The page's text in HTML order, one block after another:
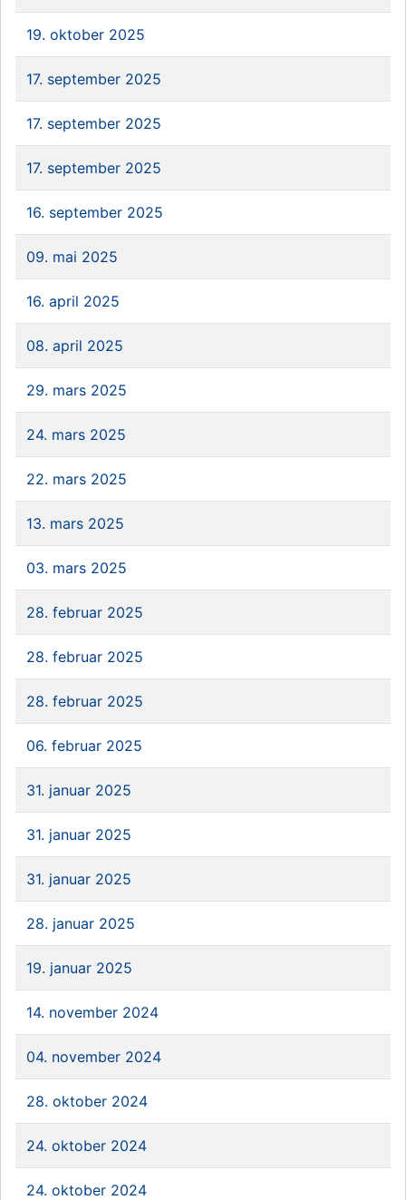
19. oktober 2025
17. september 2025
17. september 2025
17. september 2025
16. september 2025
09. mai 2025
16. april 2025
08. april 2025
29. mars 2025
24. mars 2025
22. mars 2025
13. mars 2025
03. mars 2025
28. februar 2025
28. februar 2025
28. februar 2025
06. februar 2025
31. januar 2025
31. januar 2025
31. januar 2025
28. januar 2025
19. januar 2025
14. november 2024
04. november 2024
28. oktober 2024
24. oktober 2024
24. oktober 2024